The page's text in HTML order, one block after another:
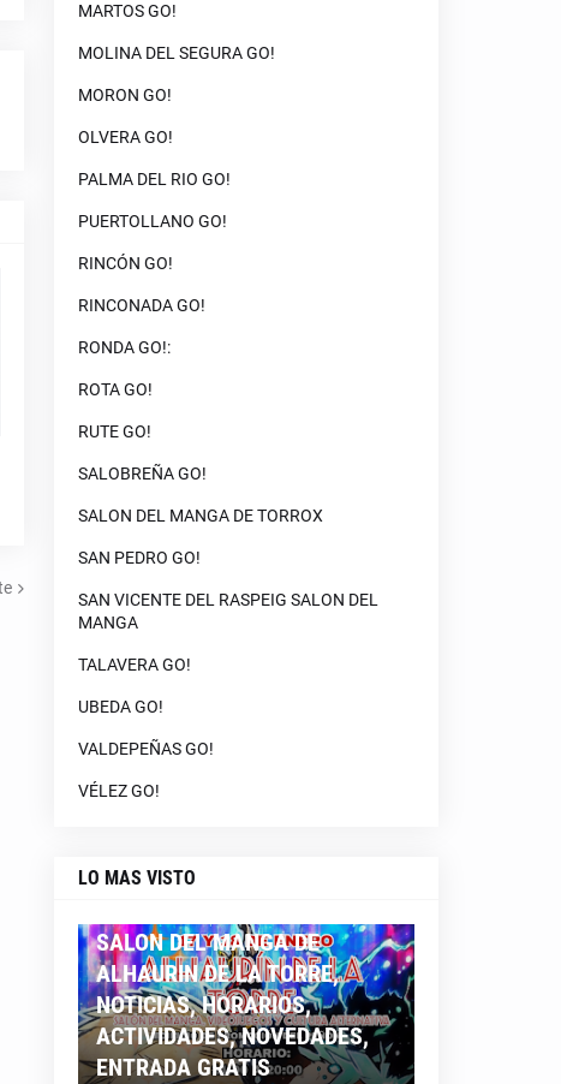
MARTOS GO!
MOLINA DEL SEGURA GO!
MORON GO!
OLVERA GO!
PALMA DEL RIO GO!
PUERTOLLANO GO!
RINCÓN GO!
RINCONADA GO!
RONDA GO!:
ROTA GO!
RUTE GO!
SALOBREÑA GO!
SALON DEL MANGA DE TORROX
SAN PEDRO GO!
SAN VICENTE DEL RASPEIG SALON DEL
MANGA
TALAVERA GO!
UBEDA GO!
VALDEPEÑAS GO!
VÉLEZ GO!
LO MAS VISTO
SALON DEL MANGA DE
ALHAURIN DE LA TORRE,
NOTICIAS, HORARIOS,
ACTIVIDADES, NOVEDADES,
ENTRADA GRATIS